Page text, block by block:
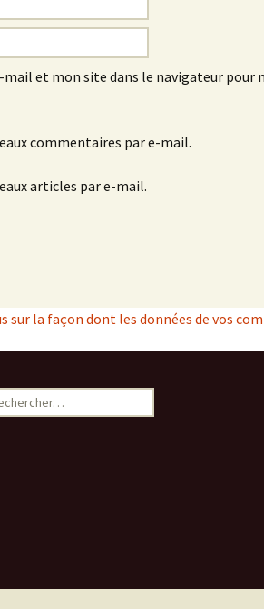
et mon site dans le navigateur pour
commentaires par e-mail.
articles par e-mail.
sur la façon dont les données de vos
: